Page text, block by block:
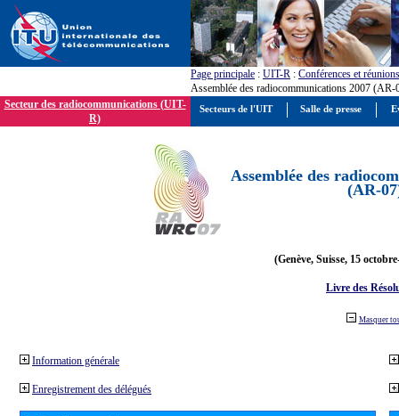
Page principale : UIT-R : Conférences et réunions
Assemblée des radiocommunications 2007 (AR-
Secteur des radiocommunications (UIT-
R)
Assemblée des
(AR-
(Genève, Suisse, 15
Livre des
Masquer
Information générale
Enregistrement des délégués
Secteurs de l'UIT Salle de presse